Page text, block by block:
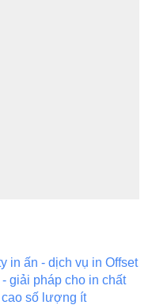
in ấn - dịch vụ in Offset
- giải pháp cho in chất
cao số lượng ít